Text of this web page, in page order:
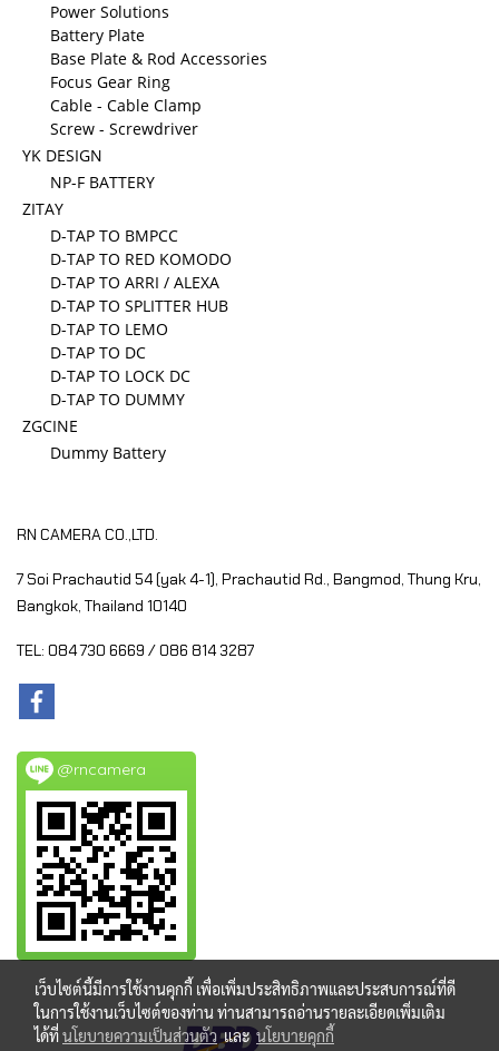
Power Solutions
Battery Plate
Base Plate & Rod Accessories
Focus Gear Ring
Cable - Cable Clamp
Screw - Screwdriver
YK DESIGN
NP-F BATTERY
ZITAY
D-TAP TO BMPCC
D-TAP TO RED KOMODO
D-TAP TO ARRI / ALEXA
D-TAP TO SPLITTER HUB
D-TAP TO LEMO
D-TAP TO DC
D-TAP TO LOCK DC
D-TAP TO DUMMY
ZGCINE
Dummy Battery
RN CAMERA CO.,LTD.
7 Soi Prachautid 54 (yak 4-1), Prachautid Rd., Bangmod, Thung Kru,
Bangkok, Thailand 10140
TEL: 084 730 6669 / 086 814 3287
@rncamera
เว็บไซต์นี้มีการใช้งานคุกกี้ เพื่อเพิ่มประสิทธิภาพและประสบการณ์ที่ดี
ในการใช้งานเว็บไซต์ของท่าน ท่านสามารถอ่านรายละเอียดเพิ่มเติม
ได้ที่นโยบายความเป็นส่วนตัว และนโยบายคุกกี้